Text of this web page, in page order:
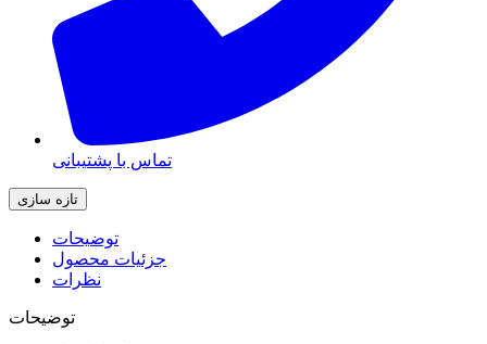
تماس با پشتیبانی
توضیحات
جزئیات محصول
نظرات
توضیحات